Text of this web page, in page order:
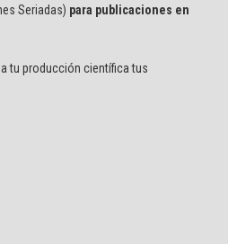
Seriadas) para publicaciones en
tu producción científica tus